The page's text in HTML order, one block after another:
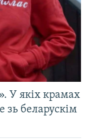
У якіх крамах
зь беларускім